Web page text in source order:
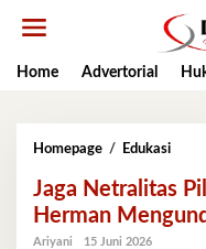
Home
Advertorial
Homepage / EdukasiJaga
Pilrek
UHO,
Plt
Jaga Netralitas
Herman
Ariyani
15 Juni 2026